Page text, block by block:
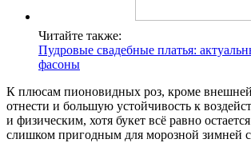
Читайте также:
Пудровые свадебные платья:
фасоны
К плюсам пионовидных роз, кроме
отнести и большую устойчивость к
и физическим, хотя букет всё равно
слишком пригодным для морозной зимней